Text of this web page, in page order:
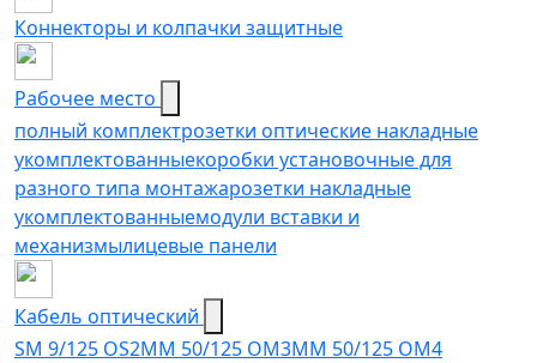
Коннекторы и колпачки защитные
Рабочее место
полный комплектрозетки оптические накладные
укомплектованныекоробки установочные для
разного типа монтажарозетки накладные
укомплектованныемодули вставки и
механизмылицевые панели
Кабель оптический
SM 9/125 OS2MM 50/125 OM3MM 50/125 OM4